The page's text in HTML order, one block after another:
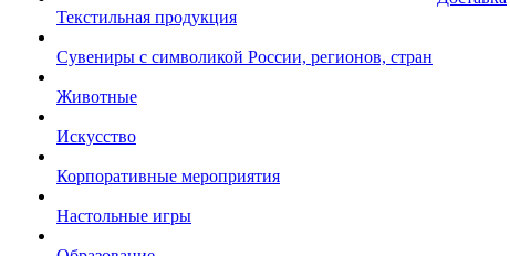
Текстильная продукция
Сувениры с символикой России, регионов, стран
Животные
Искусство
Корпоративные мероприятия
Настольные игры